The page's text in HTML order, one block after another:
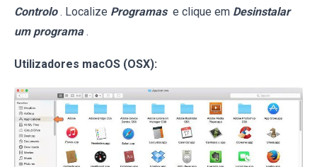
Controlo . Localize Programas e clique em Desinstalar
um programa .
Utilizadores macOS (OSX):